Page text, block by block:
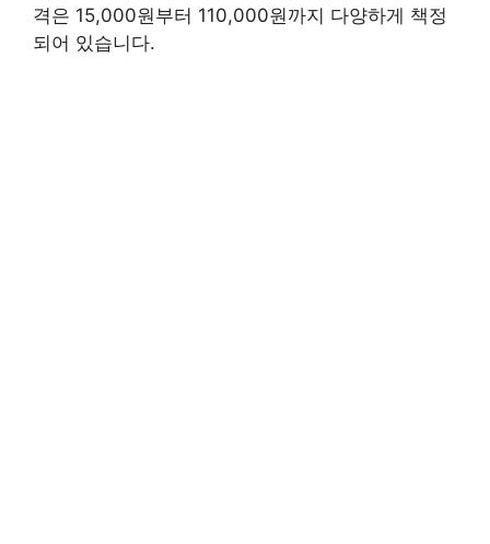
격은 15,000원부터 110,000원까지 다양하게 책정
되어 있습니다.